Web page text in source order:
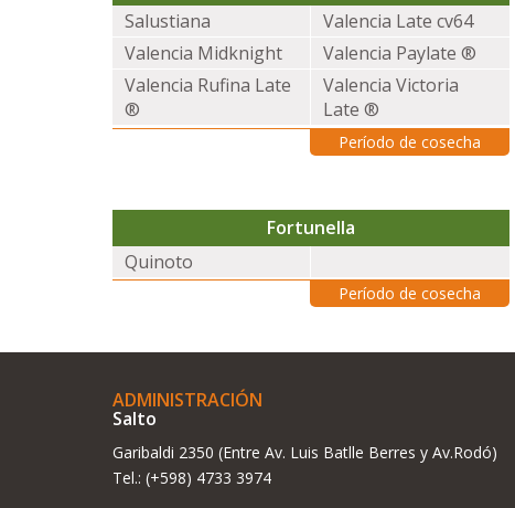
Salustiana
Valencia Late cv64
Valencia Midknight
Valencia Paylate ®
Valencia Rufina Late
®
Valencia Victoria
Late ®
Período de cosecha
Fortunella
Quinoto
Período de cosecha
ADMINISTRACIÓN
Salto
Garibaldi 2350 (Entre Av. Luis Batlle Berres y Av.Rodó)
Tel.: (+598) 4733 3974